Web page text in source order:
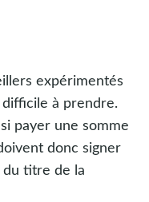
expérimentés
à prendre.
payer une somme
donc signer
du titre de la